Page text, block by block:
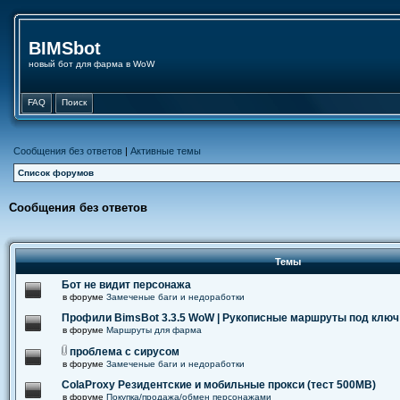
BIMSbot
новый бот для фарма в WoW
FAQ Поиск
Сообщения без ответов | Активные темы
Список форумов
Сообщения без ответов
Темы
Бот не видит персонажа
в форуме Замеченые баги и недоработки
Профили BimsBot 3.3.5 WoW | Рукописные маршруты под ключ
в форуме Маршруты для фарма
проблема с сирусом
в форуме Замеченые баги и недоработки
ColaProxy Резидентские и мобильные прокси (тест 500MB)
в форуме Покупка/продажа/обмен персонажами